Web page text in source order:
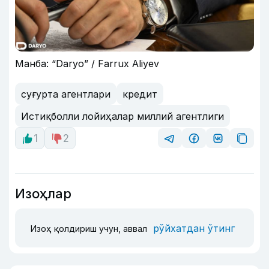
Манба: “Daryo” / Farrux Aliyev
суғурта агентлари
кредит
Истиқболли лойиҳалар миллий агентлиги
1
2
Изоҳлар
Изоҳ қолдириш учун, аввал рўйхатдан ўтинг